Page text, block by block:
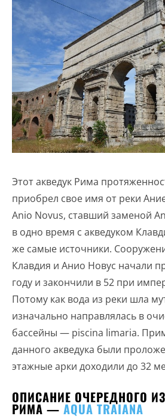
Этот акведук Рима
приобрел свое имя от реки
Anio Novus, ставший заменой
в одно время с акведуком
же самые источники.
Клавдия и Анио Новус начали
году и закончили в 52 при
Потому как вода из реки шла
изначально направлялась в
бассейны — piscina limaria.
данного акведука были
этажные арки доходили до 32
ОПИСАНИЕ ОЧЕРЕДНОГО
РИМА — AQUA TRAIANA